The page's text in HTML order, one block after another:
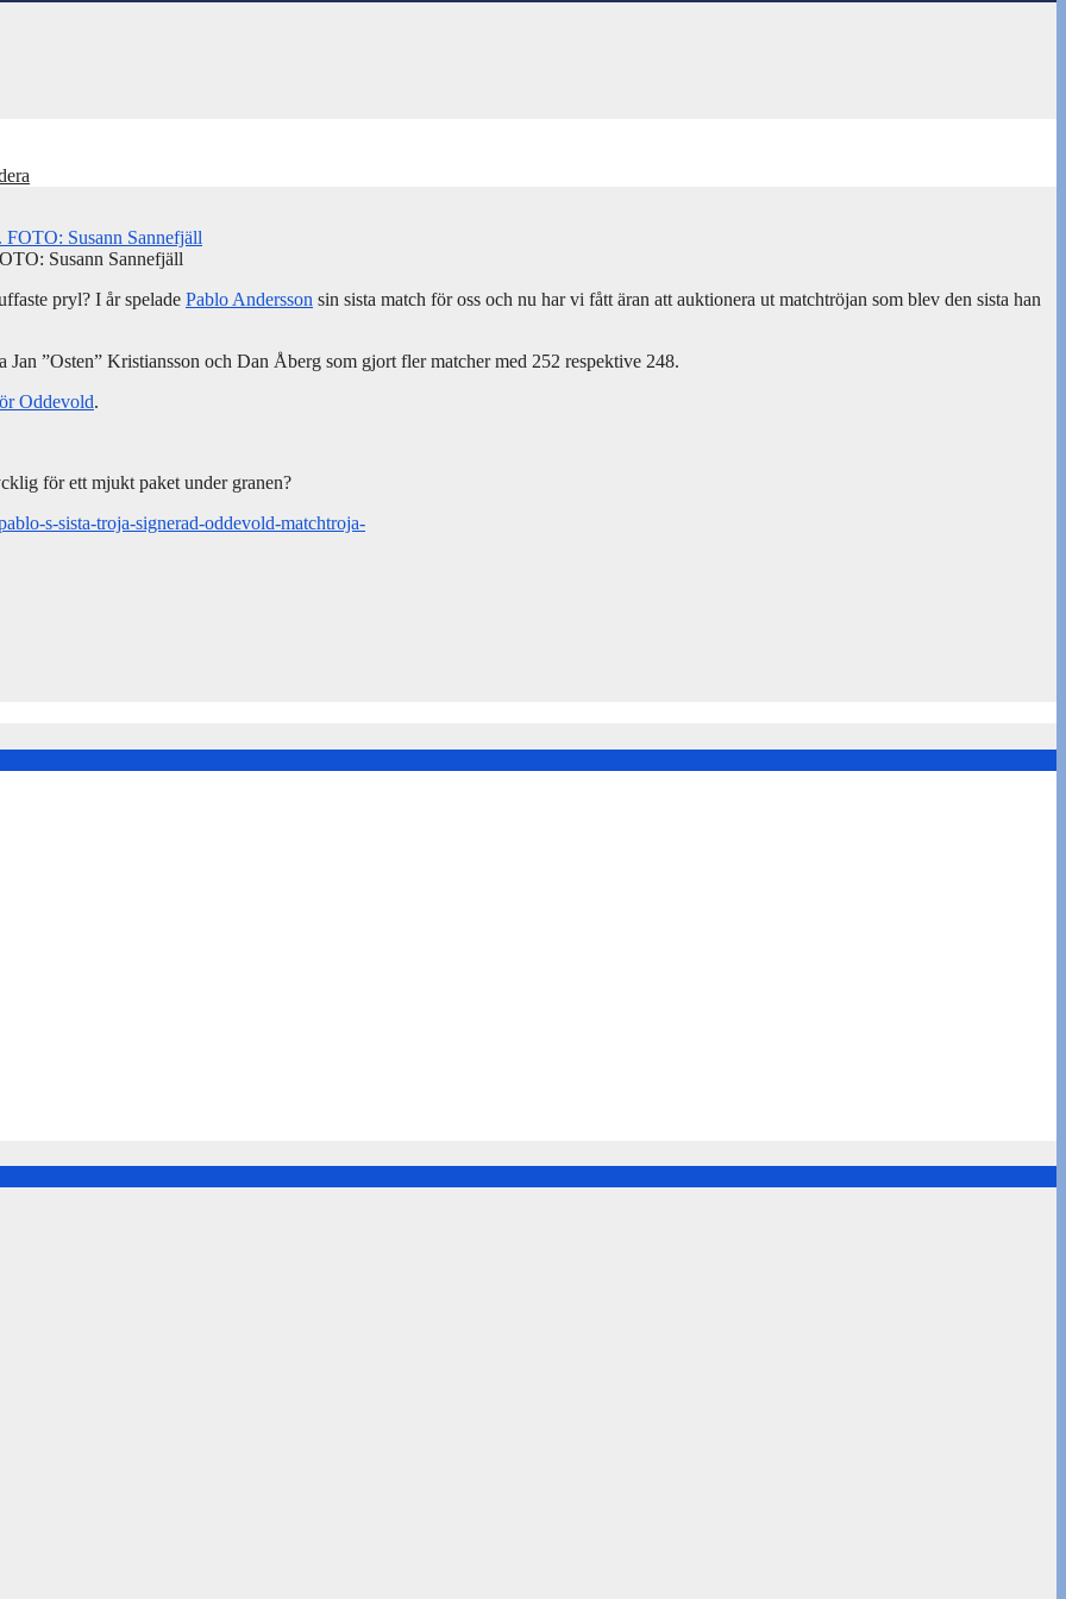
Susann Sannefjäll
pryl? I år spelade Pablo Andersson sin sista match för oss och nu har vi fått äran att auktionera ut matchtröjan som blev den sista han
”Osten” Kristiansson och Dan Åberg som gjort fler matcher med 252 respektive 248.
Oddevold.
för ett mjukt paket under granen?
s-sista-troja-signerad-oddevold-matchtroja-